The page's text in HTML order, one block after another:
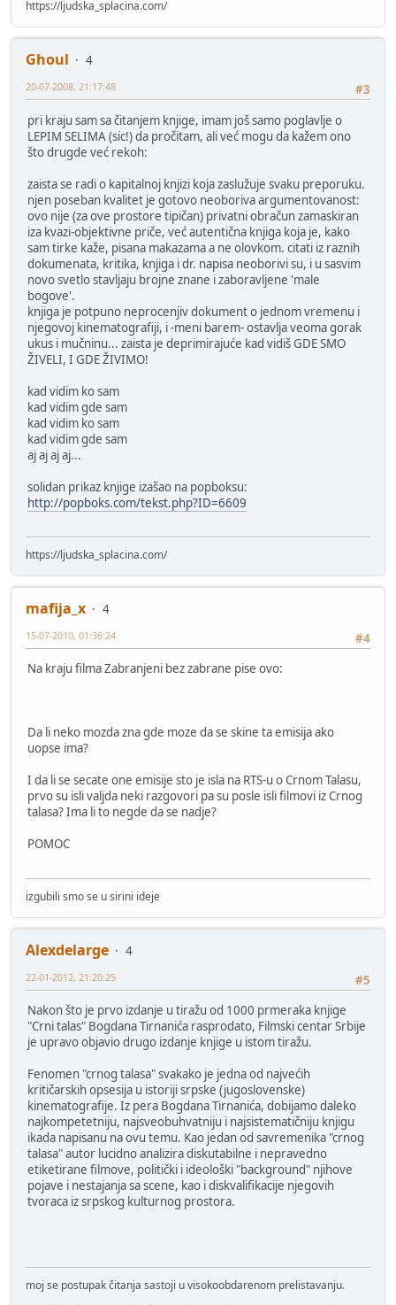
https://ljudska_splacina.com/
Ghoul
4
#3
20-07-2008, 21:17:48
pri kraju sam sa čitanjem knjige, imam još samo poglavlje o
LEPIM SELIMA (sic!) da pročitam, ali već mogu da kažem ono
što drugde već rekoh:
zaista se radi o kapitalnoj knjizi koja zaslužuje svaku preporuku.
njen poseban kvalitet je gotovo neoboriva argumentovanost:
ovo nije (za ove prostore tipičan) privatni obračun zamaskiran
iza kvazi-objektivne priče, već autentična knjiga koja je, kako
sam tirke kaže, pisana makazama a ne olovkom. citati iz raznih
dokumenata, kritika, knjiga i dr. napisa neoborivi su, i u sasvim
novo svetlo stavljaju brojne znane i zaboravljene 'male
bogove'.
knjiga je potpuno neprocenjiv dokument o jednom vremenu i
njegovoj kinematografiji, i -meni barem- ostavlja veoma gorak
ukus i mučninu... zaista je deprimirajuće kad vidiš GDE SMO
ŽIVELI, I GDE ŽIVIMO!
kad vidim ko sam
kad vidim gde sam
kad vidim ko sam
kad vidim gde sam
aj aj aj aj...
solidan prikaz knjige izašao na popboksu:
http://popboks.com/tekst.php?ID=6609
https://ljudska_splacina.com/
mafija_x
4
#4
15-07-2010, 01:36:24
Na kraju filma Zabranjeni bez zabrane pise ovo:
Da li neko mozda zna gde moze da se skine ta emisija ako
uopse ima?
I da li se secate one emisije sto je isla na RTS-u o Crnom Talasu,
prvo su isli valjda neki razgovori pa su posle isli filmovi iz Crnog
talasa? Ima li to negde da se nadje?
POMOC
izgubili smo se u sirini ideje
Alexdelarge
4
#5
22-01-2012, 21:20:25
Nakon što je prvo izdanje u tiražu od 1000 prmeraka knjige
"Crni talas" Bogdana Tirnanića rasprodato, Filmski centar Srbije
je upravo objavio drugo izdanje knjige u istom tiražu.
Fenomen "crnog talasa" svakako je jedna od najvećih
kritičarskih opsesija u istoriji srpske (jugoslovenske)
kinematografije. Iz pera Bogdana Tirnanića, dobijamo daleko
najkompetetniju, najsveobuhvatniju i najsistematičniju knjigu
ikada napisanu na ovu temu. Kao jedan od savremenika "crnog
talasa" autor lucidno analizira diskutabilne i nepravedno
etiketirane filmove, politički i ideološki "background" njihove
pojave i nestajanja sa scene, kao i diskvalifikacije njegovih
tvoraca iz srpskog kulturnog prostora.
moj se postupak čitanja sastoji u visokoobdarenom prelistavanju.